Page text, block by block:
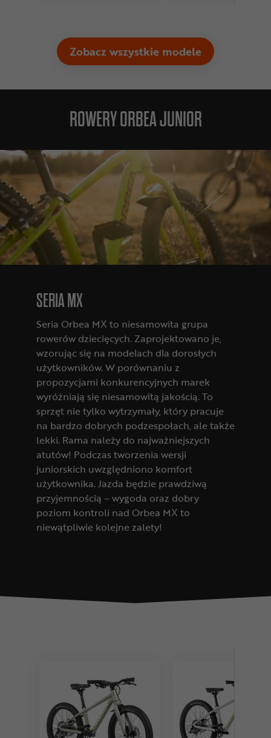
Zobacz wszystkie modele
ROWERY ORBEA JUNIOR
SERIA MX
Seria Orbea MX to niesamowita grupa
rowerów dziecięcych. Zaprojektowano je,
wzorując się na modelach dla dorosłych
użytkowników. W porównaniu z
propozycjami konkurencyjnych marek
wyróżniają się niesamowitą jakością. To
sprzęt nie tylko wytrzymały, który pracuje
na bardzo dobrych podzespołach, ale także
lekki. Rama należy do najważniejszych
atutów! Podczas tworzenia wersji
juniorskich uwzględniono komfort
użytkownika. Jazda będzie prawdziwą
przyjemnością – wygoda oraz dobry
poziom kontroli nad Orbea MX to
niewątpliwie kolejne zalety!